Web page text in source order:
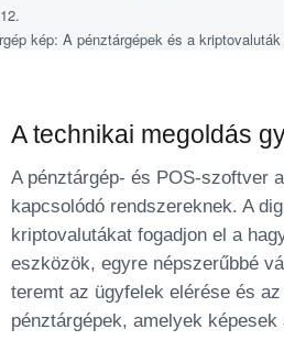
A technikai megoldás
A pénztárgép- és POS-szoftver
kapcsolódó rendszereknek. A
kriptovalutákat fogadjon el a
eszközök, egyre népszerűbbé
teremt az ügyfelek elérése és
pénztárgépek, amelyek